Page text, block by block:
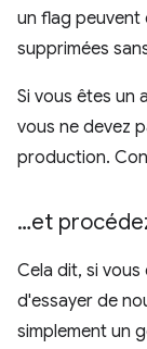
un flag
supprimées
Si vous êtes un
vous ne devez
production.
…et
Cela dit, si
d'essayer de
simplement un